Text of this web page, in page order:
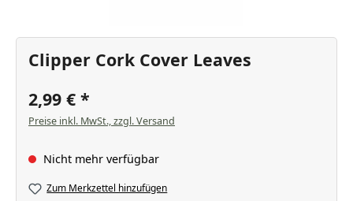
Clipper Cork Cover Leaves
2,99 €
Preise inkl. MwSt., zzgl. Versand
Nicht mehr verfügbar
Zum Merkzettel hinzufügen